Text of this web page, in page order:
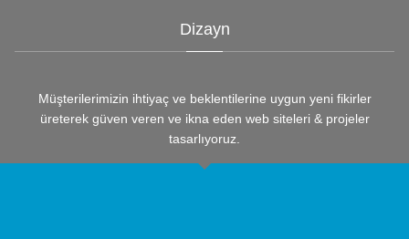
Dizayn
Müşterilerimizin ihtiyaç ve beklentilerine uygun yeni fikirler
üreterek güven veren ve ikna eden web siteleri & projeler
tasarlıyoruz.